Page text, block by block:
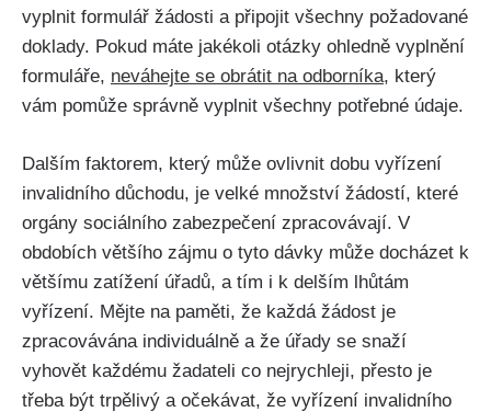
vyplnit formulář žádosti a připojit všechny požadované
doklady. Pokud máte jakékoli otázky ohledně vyplnění
formuláře, neváhejte se obrátit na odborníka, který
vám pomůže správně vyplnit všechny potřebné údaje.
Dalším faktorem, který může ovlivnit dobu vyřízení
invalidního důchodu, je velké množství žádostí, které
orgány sociálního zabezpečení zpracovávají. V
obdobích většího zájmu o tyto dávky může docházet k
většímu zatížení úřadů, a tím i k delším lhůtám
vyřízení. Mějte na paměti, že každá žádost je
zpracovávána individuálně a že úřady se snaží
vyhovět každému žadateli co nejrychleji, přesto je
třeba být trpělivý a očekávat, že vyřízení invalidního